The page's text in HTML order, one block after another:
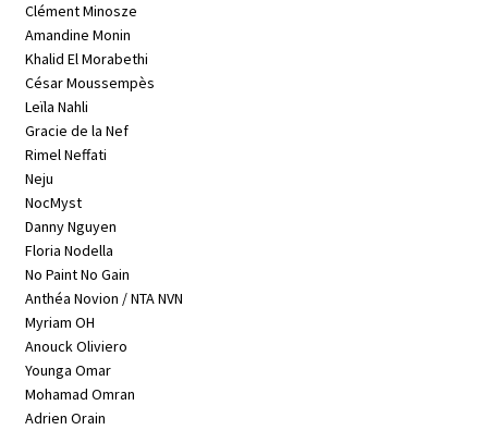
Clément Minosze
Amandine Monin
Khalid El Morabethi
César Moussempès
Leïla Nahli
Gracie de la Nef
Rimel Neffati
Neju
NocMyst
Danny Nguyen
Floria Nodella
No Paint No Gain
Anthéa Novion / NTA NVN
Myriam OH
Anouck Oliviero
Younga Omar
Mohamad Omran
Adrien Orain